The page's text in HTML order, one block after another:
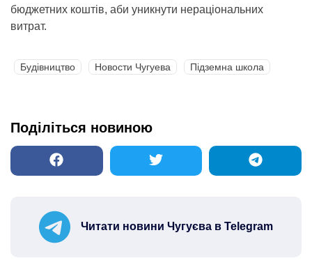
бюджетних коштів, аби уникнути нераціональних
витрат.
Будівництво Новости Чугуева Підземна школа
Поділіться новиною
Читати новини Чугуєва в Telegram